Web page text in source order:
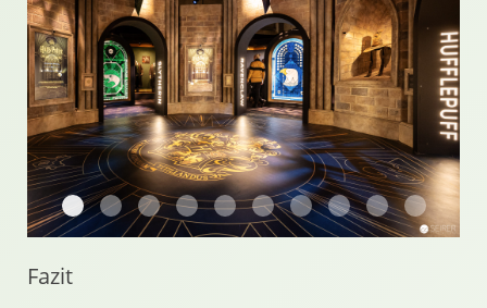
Harry Potter Ausstellung in Wien Metastadt
Harry Potter Ausstellung in Wien Metastadt
Harry Potter Ausstellung in Wien Metastadt
Harry Potter Ausstellung in Wien
Harry Potter Ausstellung in Wien
Harry Potter Ausstellung in
Harry Potter
Harry Potter
Harry Potter
Harry
Fazit